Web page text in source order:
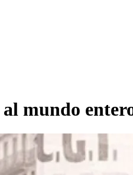
al mundo